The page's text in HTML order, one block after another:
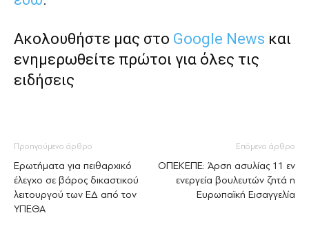
Ακολουθήστε μας στο Google News και
ενημερωθείτε πρώτοι για όλες τις
ειδήσεις
Προηγούμενο άρθρο
Ερωτήματα για πειθαρχικό
έλεγχο σε βάρος δικαστικού
λειτουργού των ΕΔ από τον
ΥΠΕΘΑ
Επόμενο άρθρο
ΟΠΕΚΕΠΕ: Άρση ασυλίας 11 εν
ενεργεία βουλευτών ζητά η
Ευρωπαϊκή Εισαγγελία